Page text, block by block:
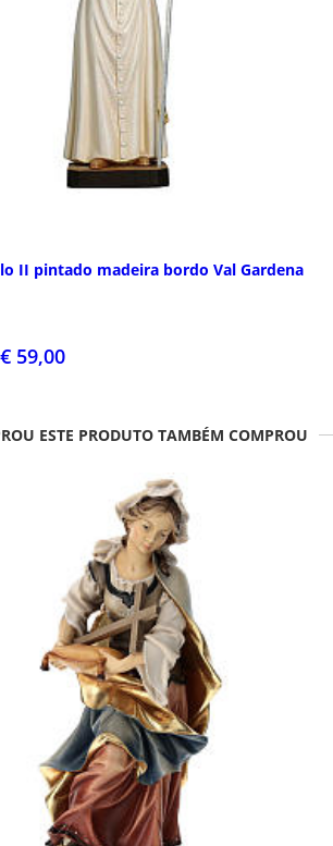
II pintado madeira bordo Val Gardena
€ 59,00
ESTE PRODUTO TAMBÉM COMPROU